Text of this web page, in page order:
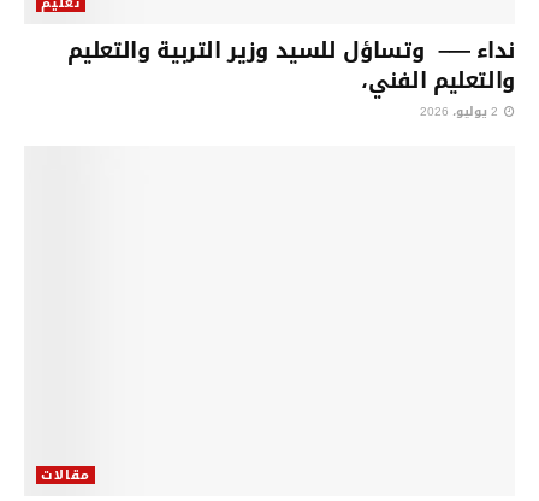
نداء —– وتساؤل للسيد وزير التربية والتعليم
والتعليم الفني،
مقالات